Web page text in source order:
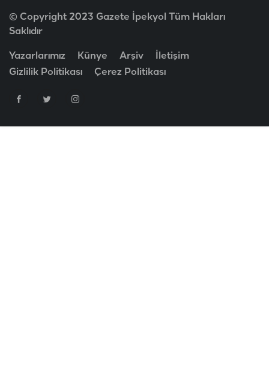
© Copyright 2023 Gazete İpekyol Tüm Hakları
Saklıdır
Yazarlarımız Künye Arşiv
İletişim
Gizlilik Politikası
Çerez Politikası